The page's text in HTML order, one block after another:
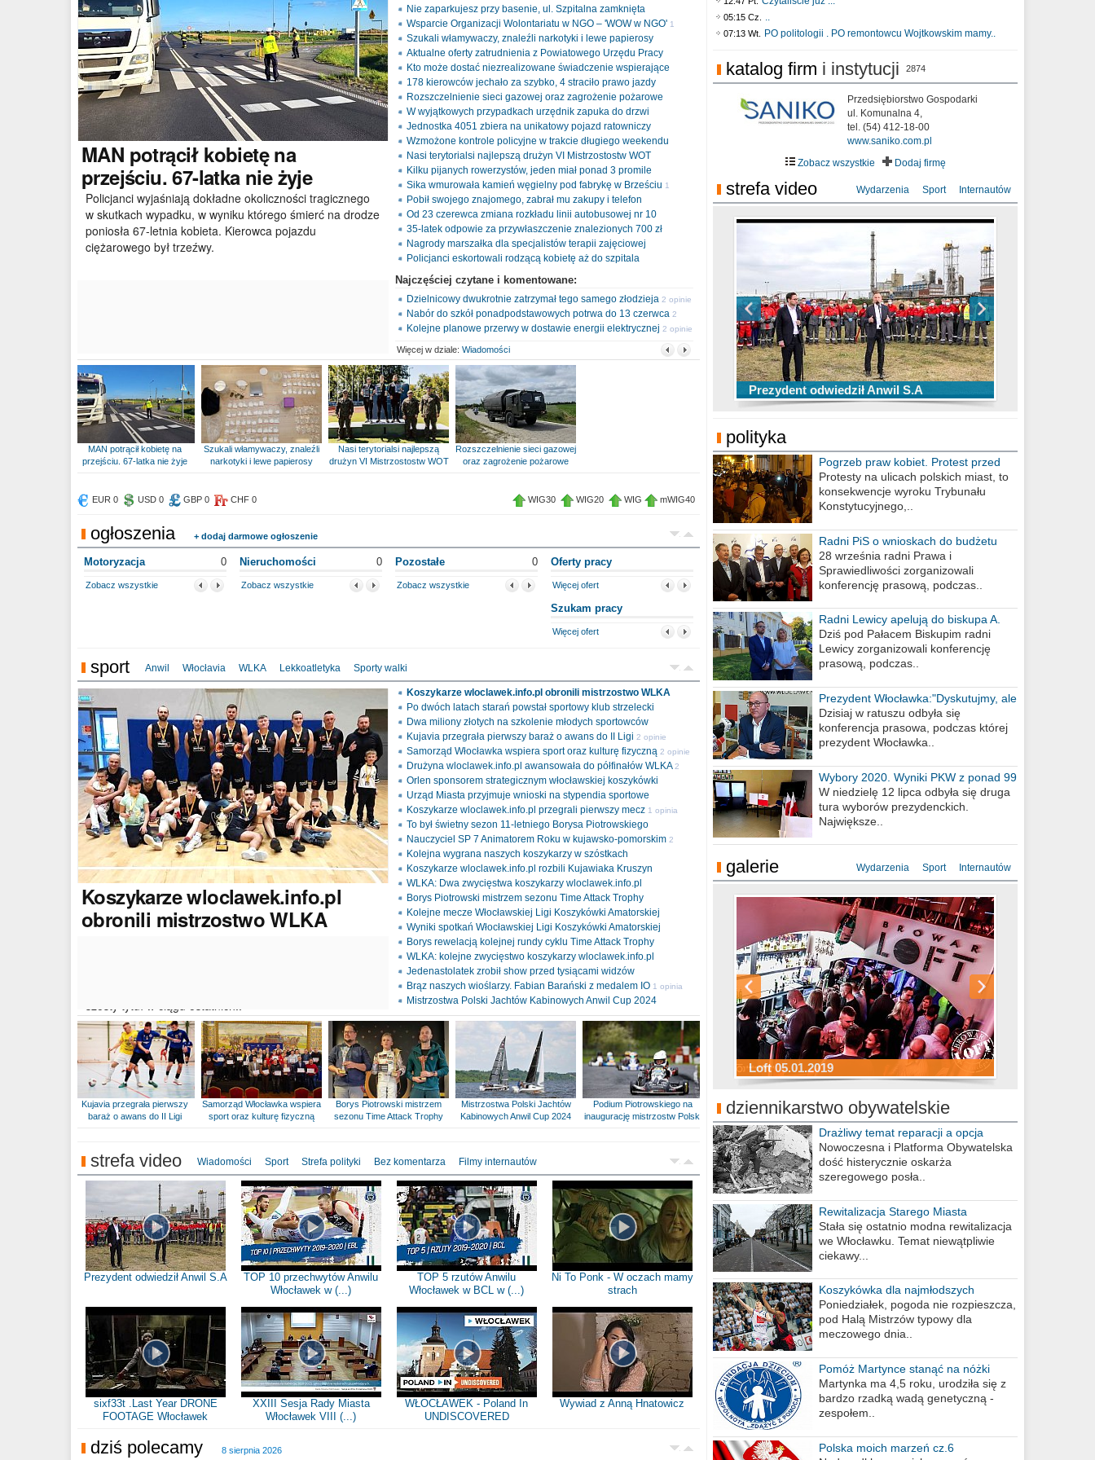
MAN potrącił kobietę na
przejściu. 67-latka nie żyje
Policjanci wyjaśniają dokładne okoliczności tragicznego
w skutkach wypadku, w wyniku którego śmierć na drodze
poniosła 67-letnia kobieta. Kierowca pojazdu
ciężarowego był trzeźwy.
Nie zaparkujesz przy basenie, ul. Szpitalna zamknięta
Wsparcie Organizacji Wolontariatu w NGO – 'WOW w NGO' 1
opinia
Szukali włamywaczy, znaleźli narkotyki i lewe papierosy
Aktualne oferty zatrudnienia z Powiatowego Urzędu Pracy
Kto może dostać niezrealizowane świadczenie wspierające
178 kierowców jechało za szybko, 4 straciło prawo jazdy
Rozszczelnienie sieci gazowej oraz zagrożenie pożarowe
W wyjątkowych przypadkach urzędnik zapuka do drzwi
Jednostka 4051 zbiera na unikatowy pojazd ratowniczy
Wzmożone kontrole policyjne w trakcie długiego weekendu
Nasi terytorialsi najlepszą drużyn VI Mistrzostostw WOT
Kilku pijanych rowerzystów, jeden miał ponad 3 promile
Sika wmurowała kamień węgielny pod fabrykę w Brześciu 1
opinia
Pobił swojego znajomego, zabrał mu zakupy i telefon
Od 23 czerewca zmiana rozkładu linii autobusowej nr 10
35-latek odpowie za przywłaszczenie znalezionych 700 zł
Nagrody marszałka dla specjalistów terapii zajęciowej
Policjanci eskortowali rodzącą kobietę aż do szpitala
Najczęściej czytane i komentowane:
Dzielnicowy dwukrotnie zatrzymał tego samego złodzieja 2 opinie
Nabór do szkół ponadpodstawowych potrwa do 13 czerwca 2
opinie
Kolejne planowe przerwy w dostawie energii elektrycznej 2 opinie
Więcej w dziale: Wiadomości
MAN potrącił kobietę na
przejściu. 67-latka nie żyje
Szukali włamywaczy, znaleźli
narkotyki i lewe papierosy
Nasi terytorialsi najlepszą
drużyn VI Mistrzostostw WOT
Rozszczelnienie sieci gazowej
oraz zagrożenie pożarowe
EUR 0 USD 0 GBP 0 CHF 0 WIG30 WIG20 WIG mWIG40
ogłoszenia + dodaj darmowe ogłoszenie
Motoryzacja 0
Zobacz wszystkie
Nieruchomości 0
Zobacz wszystkie
Pozostałe 0
Zobacz wszystkie
Oferty pracy
Więcej ofert
Szukam pracy
Więcej ofert
sport Anwil Włocłavia WLKA Lekkoatletyka Sporty walki
Koszykarzewloclawek.info.pl
obronili mistrzostwo WLKA
Koszykarze wloclawek.info.pl obronili mistrzostwo WLKA
Po dwóch latach starań powstał sportowy klub strzelecki
Dwa miliony złotych na szkolenie młodych sportowców
Kujavia przegrała pierwszy baraż o awans do II Ligi 2 opinie
Samorząd Włocławka wspiera sport oraz kulturę fizyczną 2 opinie
Drużyna wloclawek.info.pl awansowała do półfinałów WLKA 2
opinie
Orlen sponsorem strategicznym włocławskiej koszykówki
Urząd Miasta przyjmuje wnioski na stypendia sportowe
Koszykarze wloclawek.info.pl przegrali pierwszy mecz 1 opinia
To był świetny sezon 11-letniego Borysa Piotrowskiego
Nauczyciel SP 7 Animatorem Roku w kujawsko-pomorskim 2
opinie
Kolejna wygrana naszych koszykarzy w szóstkach
Koszykarze wloclawek.info.pl rozbili Kujawiaka Kruszyn
WLKA: Dwa zwycięstwa koszykarzy wloclawek.info.pl
Borys Piotrowski mistrzem sezonu Time Attack Trophy
Kolejne mecze Włocławskiej Ligi Koszykówki Amatorskiej
Wyniki spotkań Włocławskiej Ligi Koszykówki Amatorskiej
Borys rewelacją kolejnej rundy cyklu Time Attack Trophy
WLKA: kolejne zwycięstwo koszykarzy wloclawek.info.pl
Jedenastolatek zrobił show przed tysiącami widzów
Brąz naszych wioślarzy. Fabian Barański z medalem IO 1 opinia
Mistrzostwa Polski Jachtów Kabinowych Anwil Cup 2024
Kujavia przegrała pierwszy
baraż o awans do II Ligi
Samorząd Włocławka wspiera
sport oraz kulturę fizyczną
Borys Piotrowski mistrzem
sezonu Time Attack Trophy
Mistrzostwa Polski Jachtów
Kabinowych Anwil Cup 2024
Podium Piotrowskiego na
inaugurację mistrzostw Polski
strefa video Wiadomości Sport Strefa polityki Bez komentarza Filmy internautów
Prezydent odwiedził Anwil S.A
TOP 10 przechwytów Anwilu
Włocławek w (...)
TOP 5 rzutów Anwilu
Włocławek w BCL w (...)
Ni To Ponk - W oczach mamy
strach
sixf33t .Last Year DRONE
FOOTAGE Włocławek
XXIII Sesja Rady Miasta
Włocławek VIII (...)
WŁOCŁAWEK - Poland In
UNDISCOVERED
Wywiad z Anną Hnatowicz
dziś polecamy 8 sierpnia 2026
05:15 Cz. ..
07:13 Wt. PO politologii . PO remontowcu Wojtkowskim mamy..
katalog firm i instytucji 2874
Przedsiębiorstwo Gospodarki
ul. Komunalna 4,
tel. (54) 412-18-00
www.saniko.com.pl
Zobacz wszystkie
Dodaj firmę
strefa video Wydarzenia Sport Internautów
Prezydent odwiedził Anwil S.A
TOP 10 przechwytów Anwilu Włocławek
w EBL w sezonie 2019/2020
TOP 5 rzutów Anwilu Włocławek w BCL
w sezonie 2019/2020
Ni To Ponk - W oczach mamy strach
sixf33t .Last Year DRONE FOOTAGE
Włocławek
XXIII Sesja Rady Miasta Włocławek VIII
kadencji w dniu 09.06.2020 r.
polityka
Pogrzeb praw kobiet. Protest przed
biurem poselskim PiS
Protesty na ulicach polskich miast, to
konsekwencje wyroku Trybunału
Konstytucyjnego,..
Radni PiS o wnioskach do budżetu
miasta na 2021 rok
28 września radni Prawa i
Sprawiedliwości zorganizowali
konferencję prasową, podczas..
Radni Lewicy apelują do biskupa A.
Wiesława Meringa
Dziś pod Pałacem Biskupim radni
Lewicy zorganizowali konferencję
prasową, podczas..
Prezydent Włocławka:"Dyskutujmy, ale
nie obrażajmy się”
Dzisiaj w ratuszu odbyła się
konferencja prasowa, podczas której
prezydent Włocławka..
Wybory 2020. Wyniki PKW z ponad 99
procent obwodów
W niedzielę 12 lipca odbyła się druga
tura wyborów prezydenckich.
Największe..
galerie Wydarzenia Sport Internautów
Loft 05.01.2019
Sylwester Podgrodzie 31.12.2018
Sylwester Pensjonat Michelin 31.12.2018
Sylwester Hotel Młyn 31.12.2018
Sylwester Miejski 31.12.2018
Sylwester Loft 31.12.2018
dziennikarstwo obywatelskie
Drażliwy temat reparacji a opcja
berlińska
Nowoczesna i Platforma Obywatelska
dość histerycznie oskarża
szeregowego posła..
Rewitalizacja Starego Miasta
Stała się ostatnio modna rewitalizacja
we Włocławku. Temat niewątpliwie
ciekawy...
Koszykówka dla najmłodszych
Poniedziałek, pogoda nie rozpieszcza,
pod Halą Mistrzów typowy dla
meczowego dnia..
Pomóż Martynce stanąć na nóżki
Martynka ma 4,5 roku, urodziła się z
bardzo rzadką wadą genetyczną -
zespołem..
Polska moich marzeń cz.6